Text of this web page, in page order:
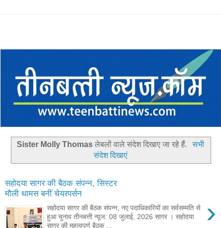
Sister Molly Thomas लेबलों वाले संदेश दिखाए जा रहे हैं.
सभी
संदेश दिखाएं
सहोदया सागर की बैठक संपन्न, सिस्टर
मौली थामस बनीं चेयरपर्सन
›
सहोदया सागर की बैठक संपन्न, नए पदाधिकारियों का सर्वसम्मति से
हुआ चुनाव तीनबत्ती न्यूज: 08 जुलाई, 2026 सागर । सहोदया
सागर की महत्वपूर्ण बैठक ...